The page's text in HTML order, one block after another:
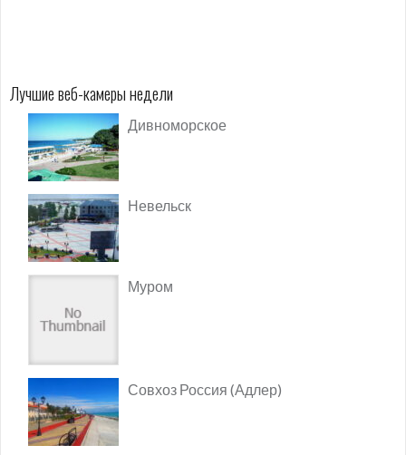
Лучшие веб-камеры недели
Дивноморское
Невельск
Муром
Совхоз Россия (Адлер)